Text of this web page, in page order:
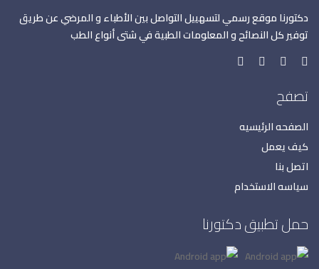
دكتورنا موقع رسمي لتسهييل التواصل بين الأطباء و المرضي عن طريق
توفير كل النصائح و المعلومات الطبية في شتى أنواع الطب
تصفح
الصفحه الرئيسيه
كيف يعمل
اتصل بنا
سياسه الاستخدام
حمل تطبيق دكتورنا